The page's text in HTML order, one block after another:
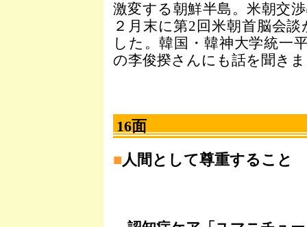
激変する朝鮮半島。米朝交
２月末に第2回米朝首脳会
した。韓国・韓神大学統一
の李俊揆さんにも話を聞き
16面
■ 人間として尊重すること